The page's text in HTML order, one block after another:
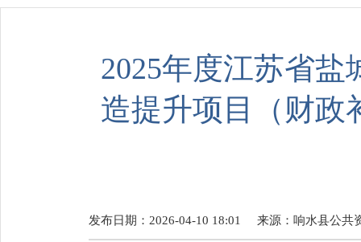
2025年度江苏省
造提升项目（财政
发布日期：2026-04-10 18:01 来源： 响水县公共